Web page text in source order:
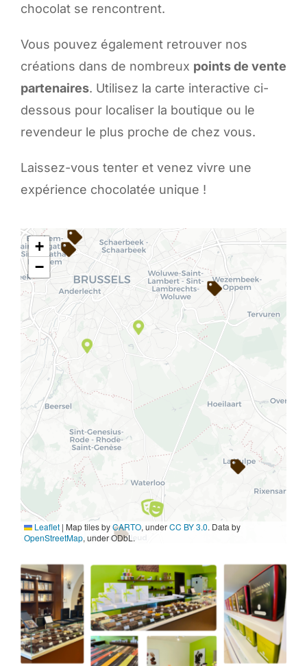
chocolat se rencontrent.
Vous pouvez également retrouver nos
créations dans de nombreux points de vente
partenaires. Utilisez la carte interactive ci-
dessous pour localiser la boutique ou le
revendeur le plus proche de chez vous.
Laissez-vous tenter et venez vivre une
expérience chocolatée unique !
+
−
Leaflet | Map tiles byCARTO, underCC BY 3.0. Data by
OpenStreetMap, under ODbL.